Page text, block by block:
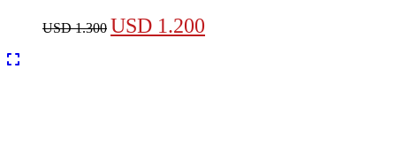
USD1.300 El
USD 1.200